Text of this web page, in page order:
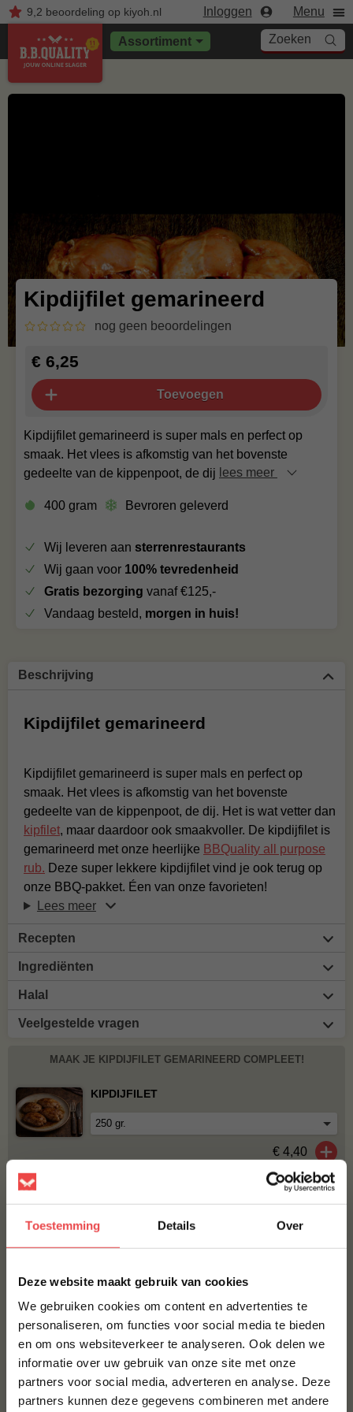
Toestemming Details Over
Deze website maakt gebruik van cookies
We gebruiken cookies om content en advertenties te
personaliseren, om functies voor social media te bieden
en om ons websiteverkeer te analyseren. Ook delen we
informatie over uw gebruik van onze site met onze
partners voor social media, adverteren en analyse. Deze
partners kunnen deze gegevens combineren met andere
9,2 beoordelingop kiyoh.nl Inloggen Menu
Assortiment Zoeken
Kipdijfilet gemarineerd
nog geen beoordelingen
Kipdijfilet gemarineerd is super mals en perfect op
smaak. Het vlees is afkomstig van het bovenste
gedeelte van de kippenpoot, de dij lees meer
400 gram Bevroren geleverd
€ 6,25
Toevoegen
Wij leveren aan sterrenrestaurants
Wij gaan voor 100% tevredenheid
Gratis bezorging vanaf €125,-
Vandaag besteld, morgen in huis!
Beschrijving
Kipdijfilet gemarineerd
Kipdijfilet gemarineerd is super mals en perfect op
smaak. Het vlees is afkomstig van het bovenste
gedeelte van de kippenpoot, de dij. Het is wat vetter dan
kipfilet, maar daardoor ook smaakvoller. De kipdijfilet is
gemarineerd met onze heerlijke BBQuality all purpose
rub. Deze super lekkere kipdijfilet vind je ook terug op
onze BBQ-pakket. Éen van onze favorieten!
Lees meer
Recepten
Ingrediënten
Halal
Veelgestelde vragen
MAAK JE KIPDIJFILET GEMARINEERD COMPLEET!
KIPDIJFILET
€ 4,40
BBQUALITY CHICKEN RUB
Bestel alles
ACTIE
10% korting op je
eerste bestelling*
Schrijf je in voor onze nieuwsbrief en ontvang direct
10% korting op jouw eerste bestelling.